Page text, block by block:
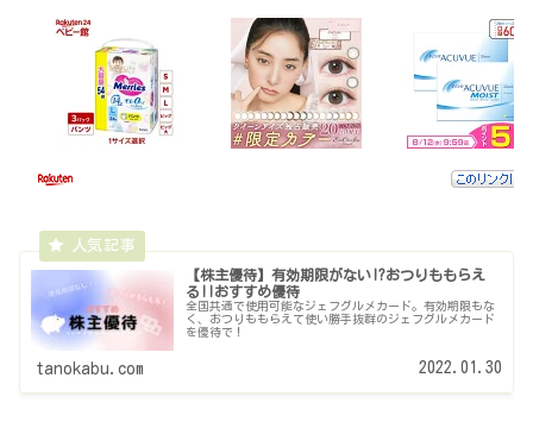
【株主優待】有効期限がない!?おつりももらえ
る!!おすすめ優待
全国共通で使用可能なジェフグルメカード。有効期限もな
く、おつりももらえて使い勝手抜群のジェフグルメカード
を優待で！
tanokabu.com 2022.01.30